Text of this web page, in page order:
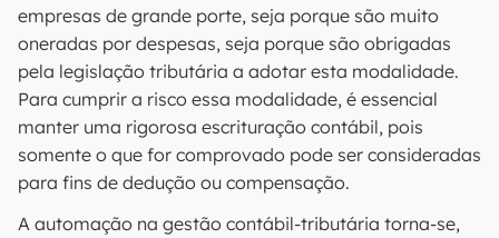
empresas de grande porte, seja porque são muito
oneradas por despesas, seja porque são obrigadas
pela legislação tributária a adotar esta modalidade.
Para cumprir a risco essa modalidade, é essencial
manter uma rigorosa escrituração contábil, pois
somente o que for comprovado pode ser consideradas
para fins de dedução ou compensação.
A automação na gestão contábil-tributária torna-se,